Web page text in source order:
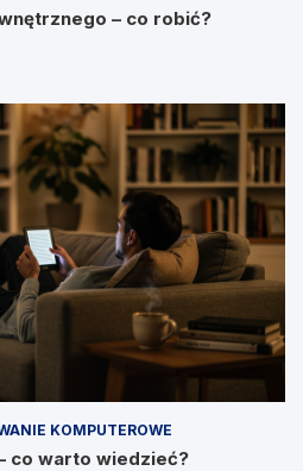
– co robić?
KOMPUTEROWE
co warto wiedzieć?